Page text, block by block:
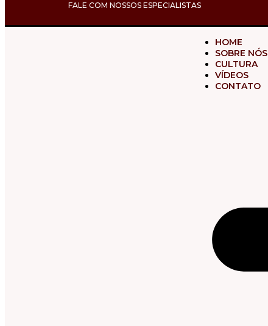
FALE COM NOSSOS ESPECIALISTAS
HOME
SOBRE NÓS
CULTURA
VÍDEOS
CONTATO